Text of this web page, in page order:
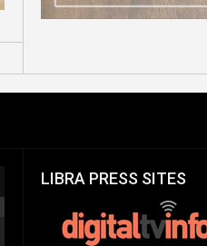
LIBRA PRESS SITES